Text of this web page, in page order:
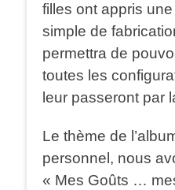
filles ont appris
simple de
permettra de
toutes les
leur passeront par
Le thème de
personnel, nous
« Mes Goûts …